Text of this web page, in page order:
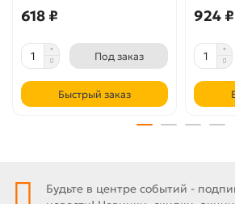
618 ₽
Под заказ
Быстрый заказ
924 ₽
Будьте в центре событий -